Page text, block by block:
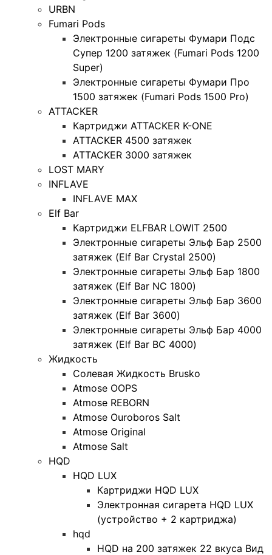
URBN
Fumari Pods
Электронные сигареты Фумари Подс
Супер 1200 затяжек (Fumari Pods 1200
Super)
Электронные сигареты Фумари Про
1500 затяжек (Fumari Pods 1500 Pro)
ATTACKER
Картриджи ATTACKER K-ONE
ATTACKER 4500 затяжек
ATTACKER 3000 затяжек
LOST MARY
INFLAVE
INFLAVE MAX
Elf Bar
Картриджи ELFBAR LOWIT 2500
Электронные сигареты Эльф Бар 2500
затяжек (Elf Bar Crystal 2500)
Электронные сигареты Эльф Бар 1800
затяжек (Elf Bar NC 1800)
Электронные сигареты Эльф Бар 3600
затяжек (Elf Bar 3600)
Электронные сигареты Эльф Бар 4000
затяжек (Elf Bar BC 4000)
Жидкость
Солевая Жидкость Brusko
Atmose OOPS
Atmose REBORN
Atmose Ouroboros Salt
Atmose Original
Atmose Salt
HQD
HQD LUX
Картриджи HQD LUX
Электронная сигарета HQD LUX
(устройство + 2 картриджа)
hqd
HQD на 200 затяжек 22 вкуса Вид